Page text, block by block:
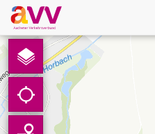
French
Téléchargements
Contact